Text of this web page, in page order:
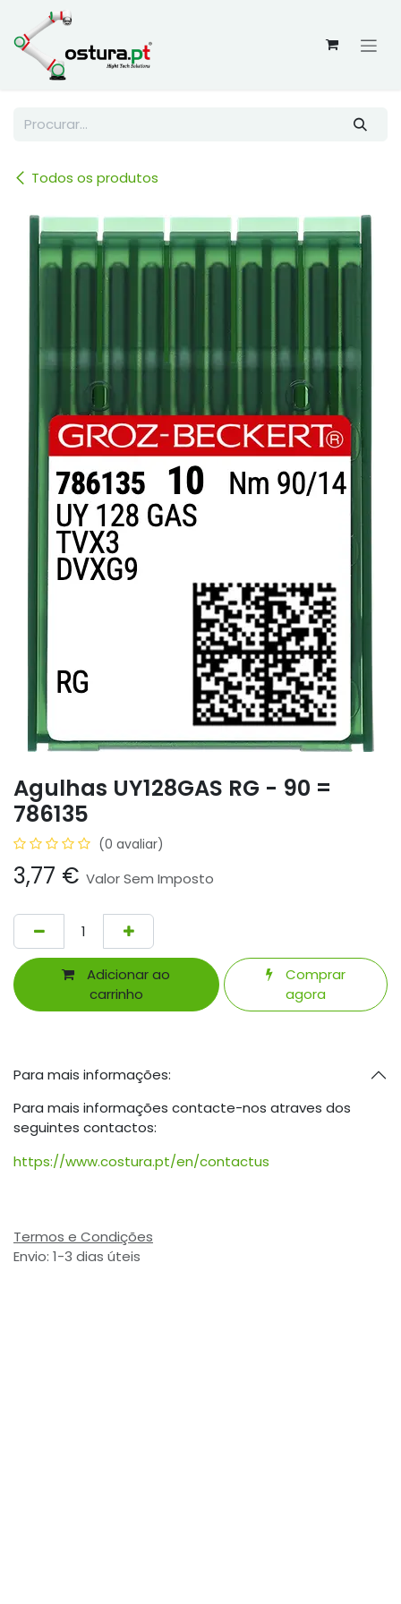
Skip to Content
Todos os produtos
Agulhas UY128GAS RG - 90 =
786135
(0 avaliar)
3,77 € Valor Sem Imposto
Adicionar ao
carrinho
Comprar
agora
Para mais informações:
Para mais informações contacte-nos atraves dos
seguintes contactos:
https://www.costura.pt/en/contactus
Termos e Condições
Envio: 1-3 dias úteis